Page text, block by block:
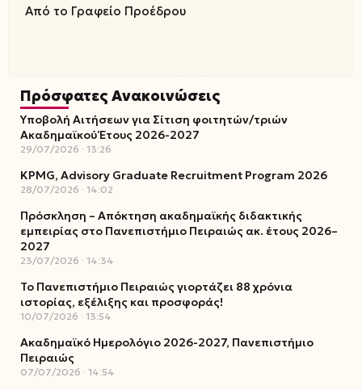
Από το Γραφείο Προέδρου
Πρόσφατες Ανακοινώσεις
Υποβολή Αιτήσεων για Σίτιση φοιτητών/τριών
Ακαδημαϊκού Έτους 2026-2027
29/07/2026 13:26
KPMG, Advisory Graduate Recruitment Program 2026
28/07/2026 14:02
Πρόσκληση – Απόκτηση ακαδημαϊκής διδακτικής
εμπειρίας στο Πανεπιστήμιο Πειραιώς ακ. έτους 2026–
2027
23/07/2026 14:34
Το Πανεπιστήμιο Πειραιώς γιορτάζει 88 χρόνια
ιστορίας, εξέλιξης και προσφοράς!
10/07/2026 13:54
Ακαδημαϊκό Ημερολόγιο 2026-2027, Πανεπιστήμιο
Πειραιώς
07/07/2026 14:54